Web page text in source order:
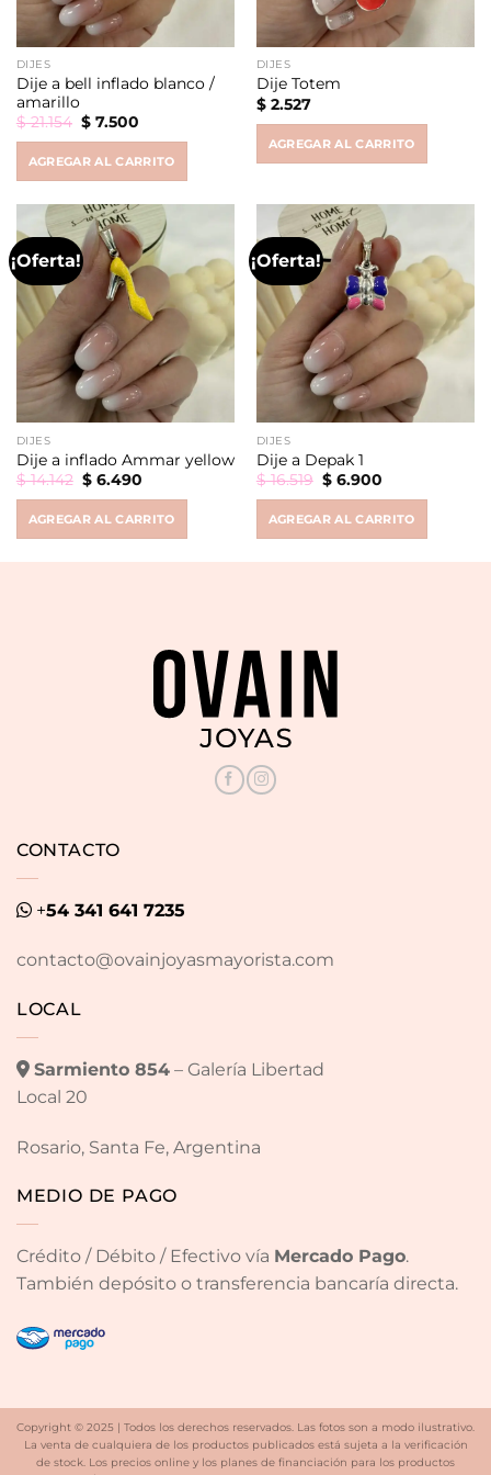
DIJES
Dije a bell inflado blanco /
amarillo
$21.154 Original
price
$ 21.154.
$7.500Current
$ 7.500.
AGREGAR AL CARRITO
DIJES
Dije Totem
$2.527
AGREGAR AL CARRITO
¡Oferta!
DIJES
Dije a inflado Ammar yellow
$14.142 Original
price
$ 14.142.
$6.490Current
$ 6.490.
AGREGAR AL CARRITO
¡Oferta!
DIJES
Dije a Depak 1
$16.519 Original
price
$ 16.519.
$6.900Current
$ 6.900.
AGREGAR AL CARRITO
LOCAL
Sarmiento 854– Galería Libertad
Local 20
Rosario, Santa Fe, Argentina
MEDIO DE PAGO
Crédito / Débito / Efectivo vía Mercado Pago.
También depósito o transferencia bancaría directa.
CONTACTO
+54 341 641 7235
contacto@ovainjoyasmayorista.com
Copyright © 2025 | Todos los derechos reservados. Las fotos son a modo ilustrativo.
La venta de cualquiera de los productos publicados está sujeta a la verificación
de stock. Los precios online y los planes de financiación para los productos